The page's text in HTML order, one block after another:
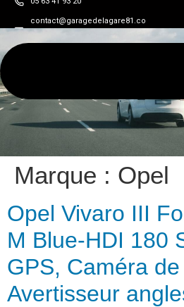
contact@garagedelagare81.co
Marque : Opel
Opel Vivaro III
M Blue-HDI 180
GPS, Caméra
Avertisseur